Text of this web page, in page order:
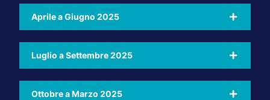
Aprile a Giugno 2025
Luglio a Settembre 2025
Ottobre a Marzo 2025